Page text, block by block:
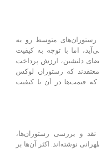
متوسط رو به
اما با توجه به کیفیت
دلنشین، ارزش پرداخت
که رستوران لوکس
قیمت‌ها در آن با کیفیت
و بررسی رستوران‌ها،
نوشته‌اند. اکثر آن‌ها بر